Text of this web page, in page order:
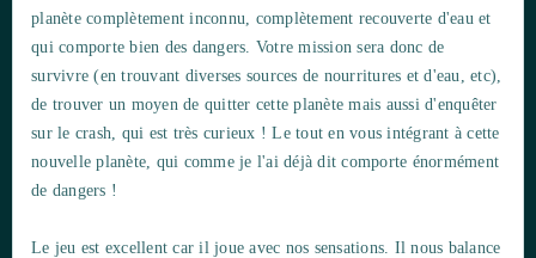
planète complètement inconnu, complètement recouverte d'eau et
qui comporte bien des dangers. Votre mission sera donc de
survivre (en trouvant diverses sources de nourritures et d'eau, etc),
de trouver un moyen de quitter cette planète mais aussi d'enquêter
sur le crash, qui est très curieux ! Le tout en vous intégrant à cette
nouvelle planète, qui comme je l'ai déjà dit comporte énormément
de dangers !
Le jeu est excellent car il joue avec nos sensations. Il nous balance